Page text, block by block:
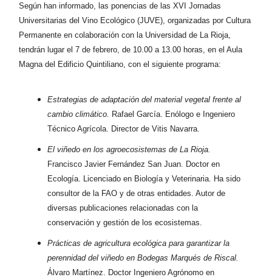
Según han informado, las ponencias de las XVI Jornadas
Universitarias del Vino Ecológico (JUVE), organizadas por Cultura
Permanente en colaboración con la Universidad de La Rioja,
tendrán lugar el 7 de febrero, de 10.00 a 13.00 horas, en el Aula
Magna del Edificio Quintiliano, con el siguiente programa:
Estrategias de adaptación del material vegetal frente al
cambio climático.
Rafael García. Enólogo e Ingeniero
Técnico Agrícola. Director de Vitis Navarra.
El viñedo en los agroecosistemas de La Rioja.
Francisco Javier Fernández San Juan. Doctor en
Ecología. Licenciado en Biología y Veterinaria. Ha sido
consultor de la FAO y de otras entidades. Autor de
diversas publicaciones relacionadas con la
conservación y gestión de los ecosistemas.
Prácticas de agricultura ecológica para garantizar la
perennidad del viñedo en Bodegas Marqués de Riscal.
Álvaro Martínez. Doctor Ingeniero Agrónomo en